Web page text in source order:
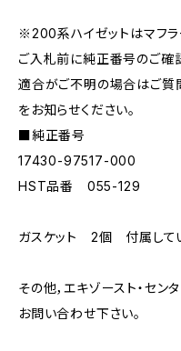
※200系ハイゼットはマフ
ご入札前に純正番号のご確
適合がご不明の場合はご質
をお知らせください。
■純正番号
17430-97517-000
HST品番 055-129
ガスケット 2個 付属してい
その他，エキゾースト・セン
お問い合わせ下さい。